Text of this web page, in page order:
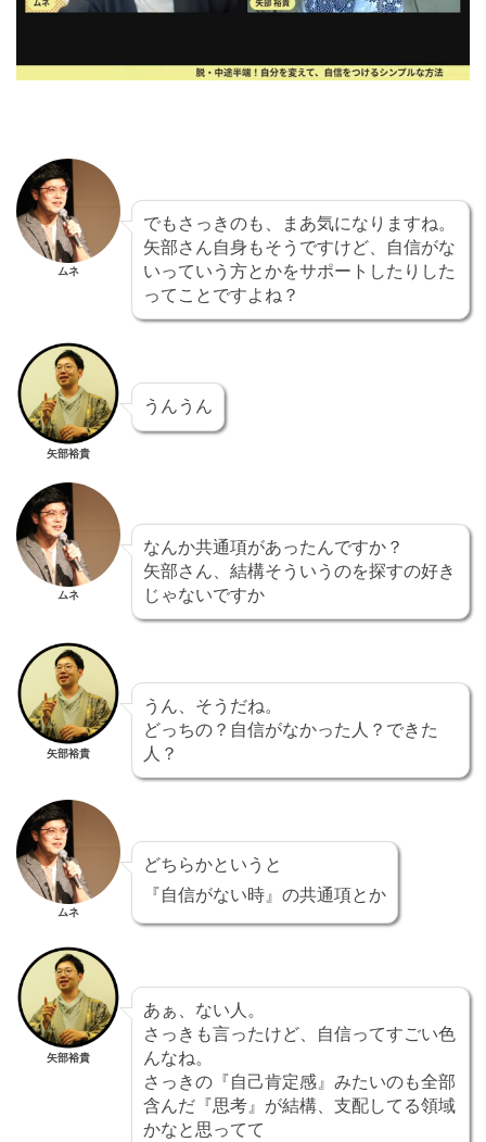
ムネ
でもさっきのも、まあ気になりますね。
矢部さん自身もそうですけど、自信がな
いっていう方とかをサポートしたりした
ってことですよね？
矢部裕貴
うんうん
ムネ
なんか共通項があったんですか？
矢部さん、結構そういうのを探すの好き
じゃないですか
矢部裕貴
うん、そうだね。
どっちの？自信がなかった人？できた
人？
ムネ
どちらかというと
『自信がない時』の共通項とか
矢部裕貴
あぁ、ない人。
さっきも言ったけど、自信ってすごい色
んなね。
さっきの『自己肯定感』みたいのも全部
含んだ『思考』が結構、支配してる領域
かなと思ってて